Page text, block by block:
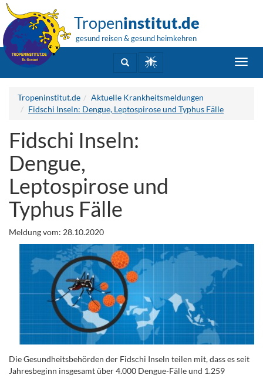
Tropeninstitut.de
gesund reisen & gesund heimkehren
Tropeninstitut.de
Aktuelle Krankheitsmeldungen
Fidschi Inseln: Dengue, Leptospirose und Typhus Fälle
Fidschi Inseln:
Dengue,
Leptospirose und
Typhus Fälle
Meldung vom: 28.10.2020
Die Gesundheitsbehörden der Fidschi Inseln teilen mit, dass es seit
Jahresbeginn insgesamt über 4.000 Dengue-Fälle und 1.259